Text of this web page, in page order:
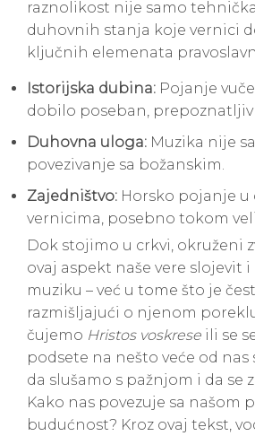
raznolikost nije samo
duhovnih stanja koje vernici
ključnih elemenata
Istorijska dubina:Pojanje
dobilo poseban, prepoznatljiv
Duhovna uloga:Muzika nije
povezivanje sa božanskim.
Zajedništvo:Horsko pojanje u
vernicima, posebno tokom
Dok stojimo u crkvi, okruženi
ovaj aspekt naše vere
muziku – već u tome što je
razmišljajući o njenom
čujemo Hristos voskreseili se
podsete na nešto veće od nas
da slušamo s pažnjom i da se
Kako nas povezuje sa našom
budućnost? Kroz ovaj tekst,